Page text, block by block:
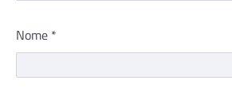
Nome *